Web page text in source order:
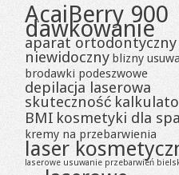
AcaiBerry 900
dawkowanie
aparat ortodontyczny
niewidoczny blizny
brodawki podeszwowe
depilacja laserowa
skuteczność
BMI kosmetyki dla
kremy na przebarwienia
laser
laserowe usuwanie przebarwień